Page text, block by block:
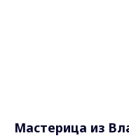
Мастерица из